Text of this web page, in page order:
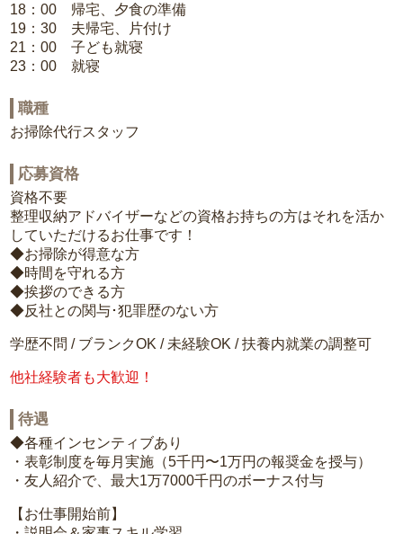
18：00 帰宅、夕食の準備
19：30 夫帰宅、片付け
21：00 子ども就寝
23：00 就寝
職種
お掃除代行スタッフ
応募資格
資格不要
整理収納アドバイザーなどの資格お持ちの方はそれを活か
していただけるお仕事です！
◆お掃除が得意な方
◆時間を守れる方
◆挨拶のできる方
◆反社との関与･犯罪歴のない方
学歴不問 / ブランクOK / 未経験OK / 扶養内就業の調整可
他社経験者も大歓迎！
待遇
◆各種インセンティブあり
・表彰制度を毎月実施（5千円〜1万円の報奨金を授与）
・友人紹介で、最大1万7000千円のボーナス付与
【お仕事開始前】